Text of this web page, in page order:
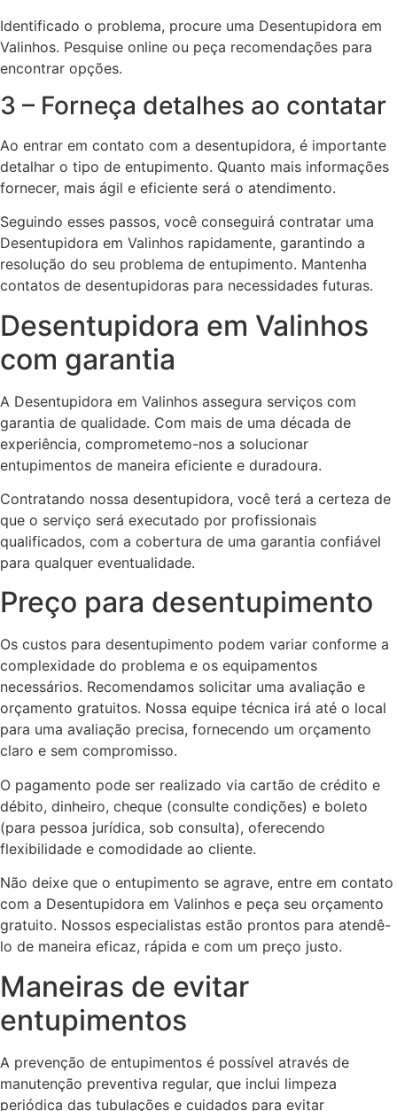
Identificado o problema, procure uma Desentupidora em
Valinhos. Pesquise online ou peça recomendações para
encontrar opções.
3 – Forneça detalhes ao contatar
Ao entrar em contato com a desentupidora, é importante
detalhar o tipo de entupimento. Quanto mais informações
fornecer, mais ágil e eficiente será o atendimento.
Seguindo esses passos, você conseguirá contratar uma
Desentupidora em Valinhos rapidamente, garantindo a
resolução do seu problema de entupimento. Mantenha
contatos de desentupidoras para necessidades futuras.
Desentupidora em Valinhos
com garantia
A Desentupidora em Valinhos assegura serviços com
garantia de qualidade. Com mais de uma década de
experiência, comprometemo-nos a solucionar
entupimentos de maneira eficiente e duradoura.
Contratando nossa desentupidora, você terá a certeza de
que o serviço será executado por profissionais
qualificados, com a cobertura de uma garantia confiável
para qualquer eventualidade.
Preço para desentupimento
Os custos para desentupimento podem variar conforme a
complexidade do problema e os equipamentos
necessários. Recomendamos solicitar uma avaliação e
orçamento gratuitos. Nossa equipe técnica irá até o local
para uma avaliação precisa, fornecendo um orçamento
claro e sem compromisso.
O pagamento pode ser realizado via cartão de crédito e
débito, dinheiro, cheque (consulte condições) e boleto
(para pessoa jurídica, sob consulta), oferecendo
flexibilidade e comodidade ao cliente.
Não deixe que o entupimento se agrave, entre em contato
com a Desentupidora em Valinhos e peça seu orçamento
gratuito. Nossos especialistas estão prontos para atendê-
lo de maneira eficaz, rápida e com um preço justo.
Maneiras de evitar
entupimentos
A prevenção de entupimentos é possível através de
manutenção preventiva regular, que inclui limpeza
periódica das tubulações e cuidados para evitar